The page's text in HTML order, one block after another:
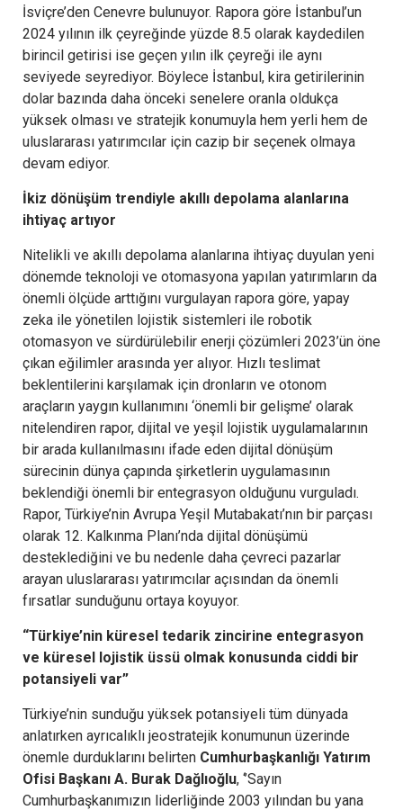
İsviçre’den Cenevre bulunuyor. Rapora göre İstanbul’un
2024 yılının ilk çeyreğinde yüzde 8.5 olarak kaydedilen
birincil getirisi ise geçen yılın ilk çeyreği ile aynı
seviyede seyrediyor. Böylece İstanbul, kira getirilerinin
dolar bazında daha önceki senelere oranla oldukça
yüksek olması ve stratejik konumuyla hem yerli hem de
uluslararası yatırımcılar için cazip bir seçenek olmaya
devam ediyor.
İkiz dönüşüm trendiyle akıllı depolama alanlarına
ihtiyaç artıyor
Nitelikli ve akıllı depolama alanlarına ihtiyaç duyulan yeni
dönemde teknoloji ve otomasyona yapılan yatırımların da
önemli ölçüde arttığını vurgulayan rapora göre, yapay
zeka ile yönetilen lojistik sistemleri ile robotik
otomasyon ve sürdürülebilir enerji çözümleri 2023’ün öne
çıkan eğilimler arasında yer alıyor. Hızlı teslimat
beklentilerini karşılamak için dronların ve otonom
araçların yaygın kullanımını ‘önemli bir gelişme’ olarak
nitelendiren rapor, dijital ve yeşil lojistik uygulamalarının
bir arada kullanılmasını ifade eden dijital dönüşüm
sürecinin dünya çapında şirketlerin uygulamasının
beklendiği önemli bir entegrasyon olduğunu vurguladı.
Rapor, Türkiye’nin Avrupa Yeşil Mutabakatı’nın bir parçası
olarak 12. Kalkınma Planı’nda dijital dönüşümü
desteklediğini ve bu nedenle daha çevreci pazarlar
arayan uluslararası yatırımcılar açısından da önemli
fırsatlar sunduğunu ortaya koyuyor.
“Türkiye’nin küresel tedarik zincirine entegrasyon
ve küresel lojistik üssü olmak konusunda ciddi bir
potansiyeli var”
Türkiye’nin sunduğu yüksek potansiyeli tüm dünyada
anlatırken ayrıcalıklı jeostratejik konumunun üzerinde
önemle durduklarını belirten Cumhurbaşkanlığı Yatırım
Ofisi Başkanı A. Burak Dağlıoğlu, ‘’Sayın
Cumhurbaşkanımızın liderliğinde 2003 yılından bu yana